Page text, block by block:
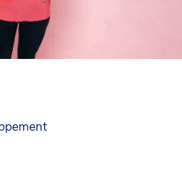
et votre carrière